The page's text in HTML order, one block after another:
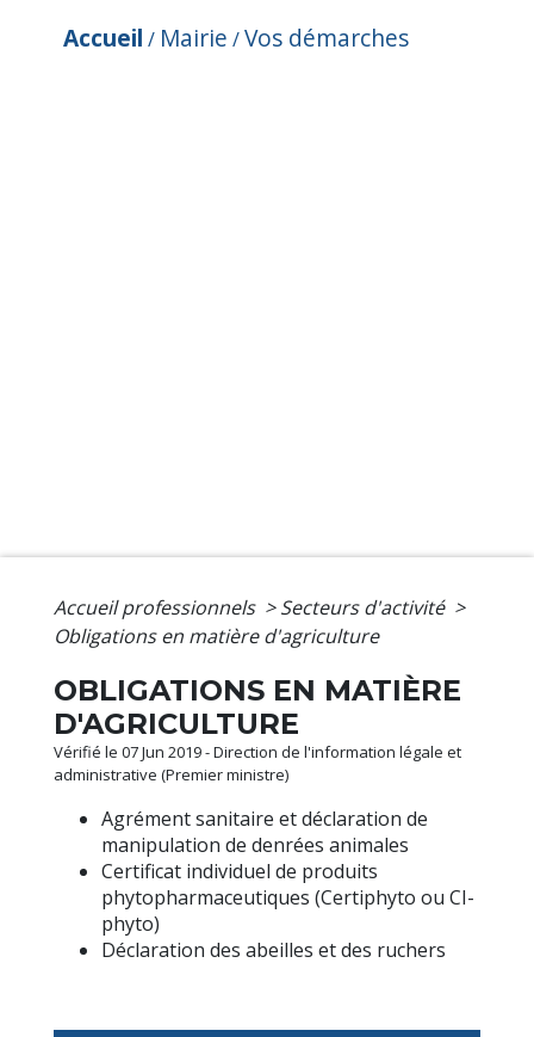
Accueil / Mairie /Vos démarches
Accueil professionnels > Secteurs d'activité >
Obligations en matière d'agriculture
OBLIGATIONS EN MATIÈRE
D'AGRICULTURE
Vérifié le 07 Jun 2019 - Direction de l'information légale et
administrative (Premier ministre)
Agrément sanitaire et déclaration de
manipulation de denrées animales
Certificat individuel de produits
phytopharmaceutiques (Certiphyto ou CI-
phyto)
Déclaration des abeilles et des ruchers